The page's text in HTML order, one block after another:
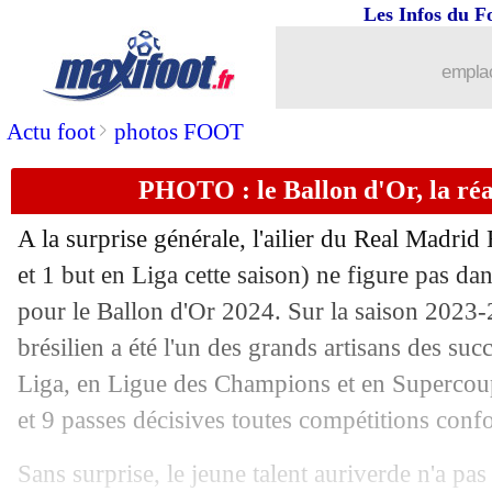
Actu foot> photos FOOT
Les Infos du
PHOTO : le Ballon d'Or, la
A la surprise générale, l'ailier du Real Madrid
et 1 but en Liga cette saison) ne figure pas
pour le Ballon d'Or 2024. Sur la saison
brésilien a été l'un des grands artisans des
Liga, en Ligue des Champions et en
et 9 passes décisives toutes compétitions
Sans surprise, le jeune talent auriverde n'a
Ballon d'Or
05/09 L2
05/09 Man Utd: Casemiro refuse de partir
05/09 Divers : Beye fait le point sur sa
05/09 PSG: Dagba libéré pour Beerschot
05/09 Divers : Mata rebondit en Australie
05/09 PSG : Rothen milite pour Rabiot
05/09 Ballon d'Or: Rodrygo, Neymar